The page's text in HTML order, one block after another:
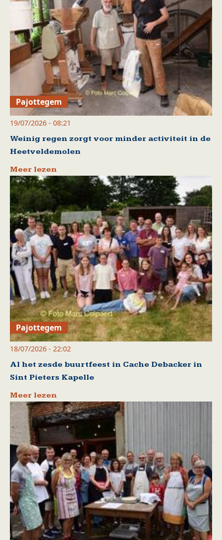
Pajottegem
19/07/2026 - 08:21
Weinig regen zorgt voor minder activiteit in de
Heetveldemolen
Meer lezen
Pajottegem
18/07/2026 - 22:02
Al het zesde buurtfeest in Cache Debacker in
Sint Pieters Kapelle
Meer lezen